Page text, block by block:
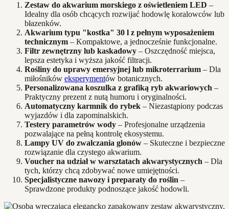
Zestaw do akwarium morskiego z oświetleniem LED –
Idealny dla osób chcących rozwijać hodowlę koralowców lub
błazenków.
Akwarium typu "kostka" 30 l z pełnym wyposażeniem
technicznym – Kompaktowe, a jednocześnie funkcjonalne.
Filtr zewnętrzny lub kaskadowy – Oszczędność miejsca,
lepsza estetyka i wyższa jakość filtracji.
Rośliny do uprawy emersyjnej lub mikroterrarium – Dla
miłośników eksperymentów botanicznych.
Personalizowana koszulka z grafiką ryb akwariowych –
Praktyczny prezent z nutą humoru i oryginalności.
Automatyczny karmnik do rybek – Niezastąpiony podczas
wyjazdów i dla zapominalskich.
Testery parametrów wody – Profesjonalne urządzenia
pozwalające na pełną kontrolę ekosystemu.
Lampy UV do zwalczania glonów – Skuteczne i bezpieczne
rozwiązanie dla czystego akwarium.
Voucher na udział w warsztatach akwarystycznych – Dla
tych, którzy chcą zdobywać nowe umiejętności.
Specjalistyczne nawozy i preparaty do roślin –
Sprawdzone produkty podnoszące jakość hodowli.